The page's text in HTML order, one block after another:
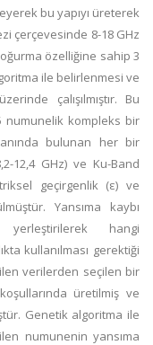
bu yapıyı üreterek
çerçevesinde 8-18 GHz
özelliğine sahip 3
ile belirlenmesi ve
çalışılmıştır. Bu
numunelik kompleks bir
bulunan her bir
12,4 GHz) ve Ku-Band
geçirgenlik (ε) ve
Yansıma kaybı
hangi
kullanılması gerektiği
verilerden seçilen bir
üretilmiş ve
Genetik algoritma ile
numunenin yansıma